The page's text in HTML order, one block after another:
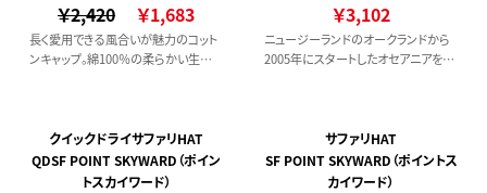
￥2,420 ￥1,683
長く愛用できる風合いが魅力のコット
ンキャップ。綿100％の柔らかい生地
ント。全5色展開で、 スタイリッシュな
大人のカジュアルスタイルにもぴった
￥3,102
ニュージーランドのオークランドから
2005年にスタートしたオセアニアを代
クイックドライサファリHAT
QDSF POINT SKYWARD（ポイン
トスカイワード）
サファリHAT
SF POINT SKYWARD（ポイントス
カイワード）